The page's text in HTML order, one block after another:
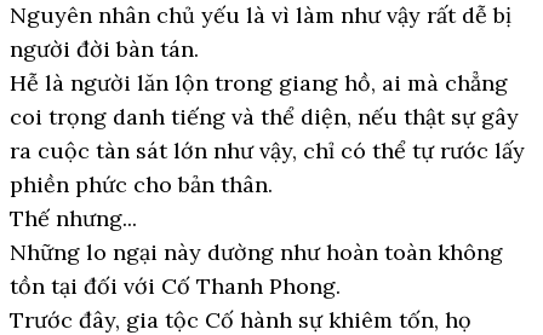
Nguyên nhân chủ yếu là vì làm như vậy rất dễ bị
người đời bàn tán.
Hễ là người lăn lộn trong giang hồ, ai mà chẳng
coi trọng danh tiếng và thể diện, nếu thật sự gây
ra cuộc tàn sát lớn như vậy, chỉ có thể tự rước lấy
phiền phức cho bản thân.
Thế nhưng...
Những lo ngại này dường như hoàn toàn không
tồn tại đối với Cố Thanh Phong.
Trước đây, gia tộc Cố hành sự khiêm tốn, họ